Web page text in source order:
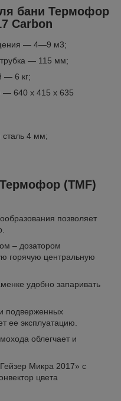
бани Термофор
Carbon
— 4—9 м3;
— 115 мм;
— 6 кг;
— 640 х 415 х 635
сталь 4 мм;
(TMF)
позволяет
– дозатором
горячую центральную
удобно запаривать
подверженных
ее эксплуатацию.
облегчает и
Микра 2017» с
цвета